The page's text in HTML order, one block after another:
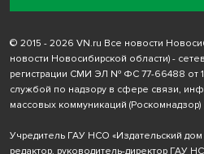
© 2015 - 2026 VN.ru Все новости
новости Новосибирской области) -
регистрации СМИ ЭЛ № ФС 77-66488 от
службой по надзору в сфере связи,
массовых коммуникаций (Роскомнадзор)
Учредитель ГАУ НСО «Издательский
редактор, руководитель-директор ГАУ